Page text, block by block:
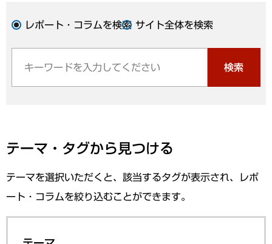
レポート・コラムを検索 サイト全体を検索
検索
テーマ・タグから見つける
テーマを選択いただくと、該当するタグが表示され、レポ
ート・コラムを絞り込むことができます。